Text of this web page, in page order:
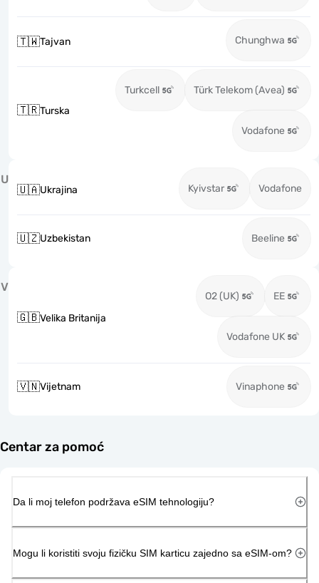
🇹🇼Tajvan Chunghwa
🇹🇷Turska
Turkcell Türk Telekom (Avea)
Vodafone
U
🇺🇦Ukrajina Kyivstar Vodafone
🇺🇿Uzbekistan Beeline
V
🇬🇧Velika Britanija
O2 (UK) EE
Vodafone UK
🇻🇳Vijetnam Vinaphone
Centar za pomoć
Da li moj telefon podržava eSIM tehnologiju?
Mogu li koristiti svoju fizičku SIM karticu zajedno sa eSIM-om?